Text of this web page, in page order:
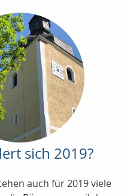
sich 2019?
auch für 2019 viele